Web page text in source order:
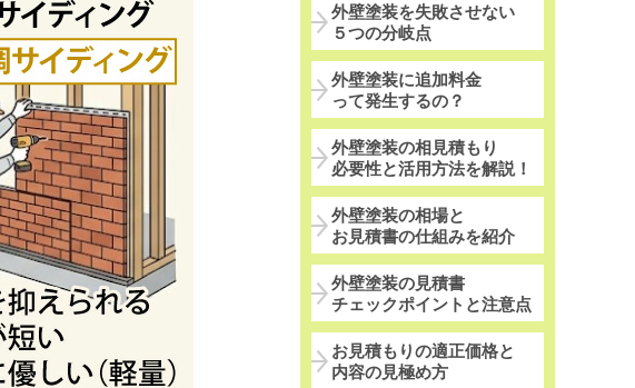
外壁塗装を失敗させない
５つの分岐点
外壁塗装に追加料金
って発生するの？
外壁塗装の相見積もり
必要性と活用方法を解説！
外壁塗装の相場と
お見積書の仕組みを紹介
外壁塗装の見積書
チェックポイントと注意点
お見積もりの適正価格と
内容の見極め方